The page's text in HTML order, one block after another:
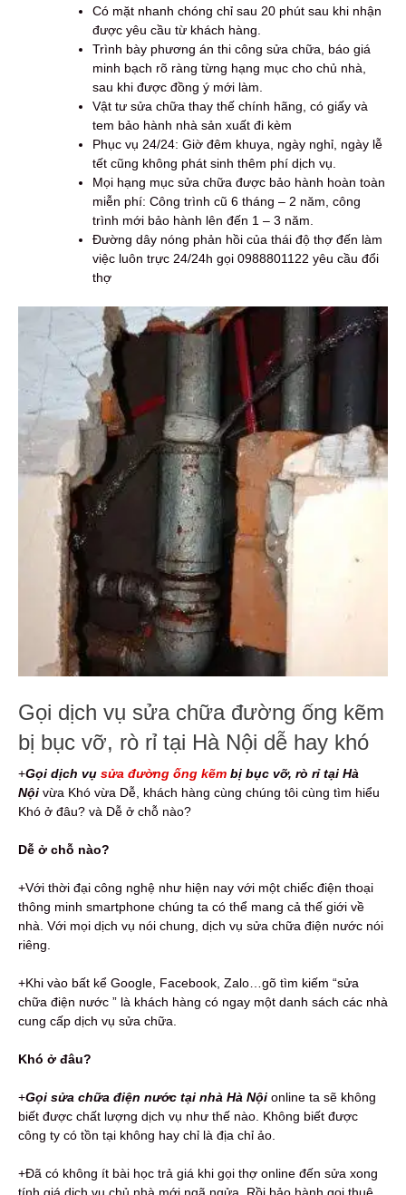
Có mặt nhanh chóng chỉ sau 20 phút sau khi nhận
được yêu cầu từ khách hàng.
Trình bày phương án thi công sửa chữa, báo giá
minh bạch rõ ràng từng hạng mục cho chủ nhà,
sau khi được đồng ý mới làm.
Vật tư sửa chữa thay thế chính hãng, có giấy và
tem bảo hành nhà sản xuất đi kèm
Phục vụ 24/24: Giờ đêm khuya, ngày nghỉ, ngày lễ
tết cũng không phát sinh thêm phí dịch vụ.
Mọi hạng mục sửa chữa được bảo hành hoàn toàn
miễn phí: Công trình cũ 6 tháng – 2 năm, công
trình mới bảo hành lên đến 1 – 3 năm.
Đường dây nóng phản hồi của thái độ thợ đến làm
việc luôn trực 24/24h gọi 0988801122 yêu cầu đổi
thợ
Gọi dịch vụ sửa chữa đường ống kẽm
bị bục vỡ, rò rỉ tại Hà Nội dễ hay khó
+Gọi dịch vụ sửa đường ống kẽm bị bục vỡ, rò rỉ tại Hà
Nội vừa Khó vừa Dễ, khách hàng cùng chúng tôi cùng tìm hiểu
Khó ở đâu? và Dễ ở chỗ nào?
Dễ ở chỗ nào?
+Với thời đại công nghệ như hiện nay với một chiếc điện thoại
thông minh smartphone chúng ta có thể mang cả thế giới về
nhà. Với mọi dịch vụ nói chung, dịch vụ sửa chữa điện nước nói
riêng.
+Khi vào bất kể Google, Facebook, Zalo…gõ tìm kiếm “sửa
chữa điện nước ” là khách hàng có ngay một danh sách các nhà
cung cấp dịch vụ sửa chữa.
Khó ở đâu?
+Gọi sửa chữa điện nước tại nhà Hà Nội online ta sẽ không
biết được chất lượng dịch vụ như thế nào. Không biết được
công ty có tồn tại không hay chỉ là địa chỉ ảo.
+Đã có không ít bài học trả giá khi gọi thợ online đến sửa xong
tính giá dịch vụ chủ nhà mới ngã ngửa. Rồi bảo hành gọi thuê